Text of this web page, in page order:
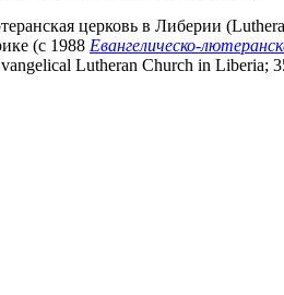
церковь в Либерии
(с 1988 Евангелическо-
Lutheran Church in Liberia;